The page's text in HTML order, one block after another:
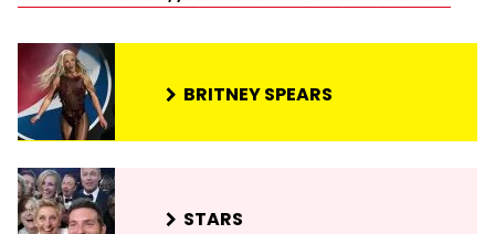
BRITNEY SPEARS
STARS